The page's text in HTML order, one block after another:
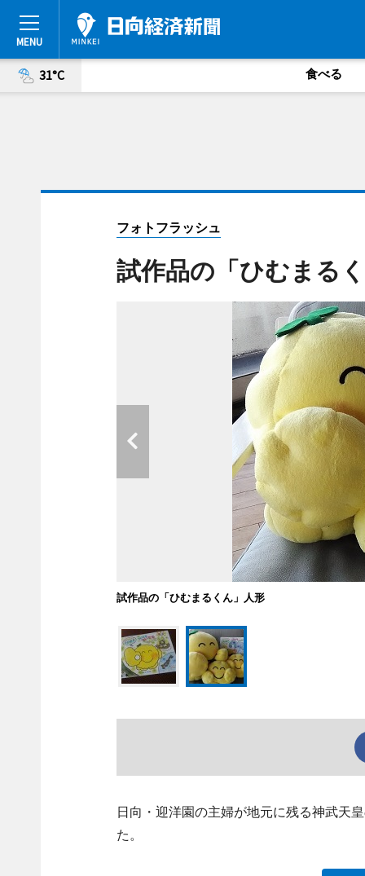
31°C 食べる
フォトフラッシュ
試作品の「ひむまる
試作品の「ひむまるくん」人形
日向・迎洋園の主婦が地元に残る神武天
た。